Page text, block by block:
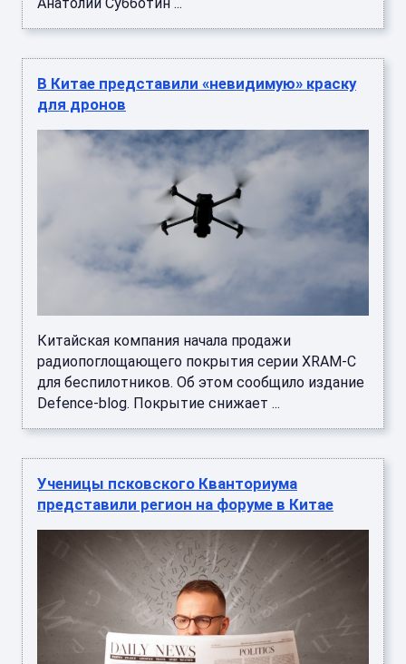
В Китае представили «невидимую» краску
для дронов
Китайская компания начала продажи
радиопоглощающего покрытия серии XRAM-C
для беспилотников. Об этом сообщило издание
Defence-blog. Покрытие снижает ...
Ученицы псковского Кванториума
представили регион на форуме в Китае